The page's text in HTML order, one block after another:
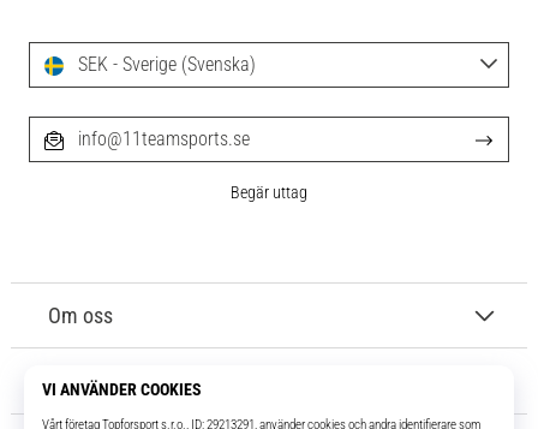
Om oss
Kundtjänst
SEK - Sverige (Svenska)
info@11teamsports.se
Begär uttag